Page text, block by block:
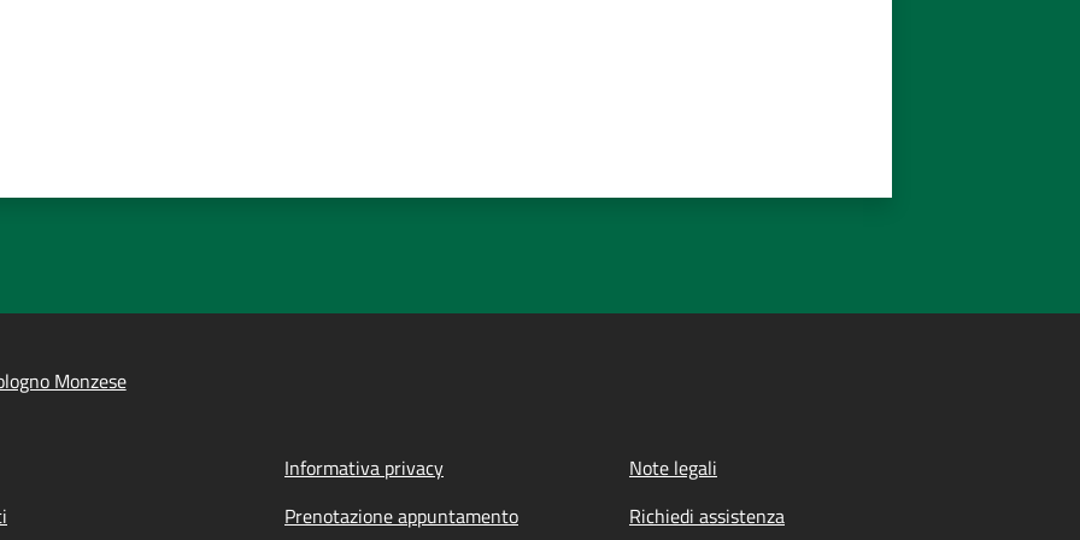
Monzese
Informativa privacy
Note legali
Prenotazione appuntamento Richiedi assistenza